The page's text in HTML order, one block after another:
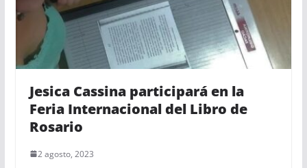
Jesica Cassina participará en la
Feria Internacional del Libro de
Rosario
2 agosto, 2023